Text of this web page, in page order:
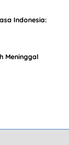
Indonesia:
Meninggal